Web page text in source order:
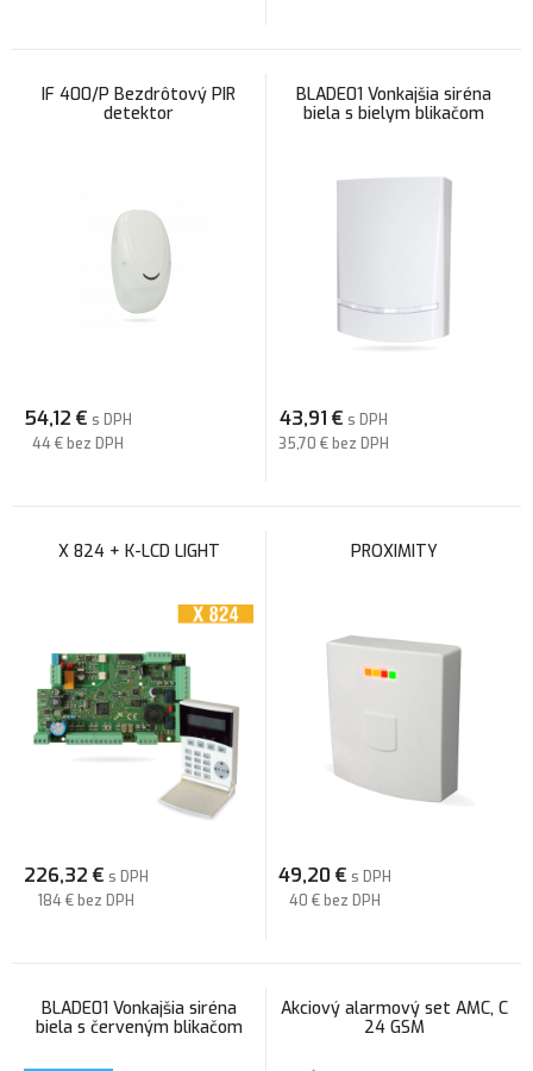
IF 400/P Bezdrôtový PIR
detektor
54,12 € s DPH
44 € bez DPH
BLADE01 Vonkajšia siréna
biela s bielym blikačom
43,91 € s DPH
35,70 € bez DPH
X 824 + K-LCD LIGHT
226,32 € s DPH
184 € bez DPH
PROXIMITY
49,20 € s DPH
40 € bez DPH
BLADE01 Vonkajšia siréna
biela s červeným blikačom
Akciový alarmový set AMC, C
24 GSM